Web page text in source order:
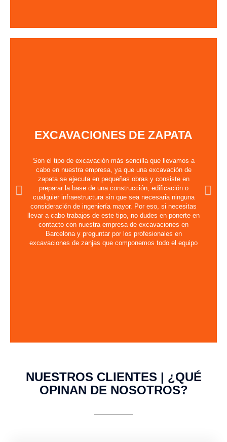
EXCAVACIONES DE ZAPATA
Son el tipo de excavación más sencilla que llevamos a
cabo en nuestra empresa, ya que una excavación de
zapata se ejecuta en pequeñas obras y consiste en
preparar la base de una construcción, edificación o
cualquier infraestructura sin que sea necesaria ninguna
consideración de ingeniería mayor. Por eso, si necesitas
llevar a cabo trabajos de este tipo, no dudes en ponerte en
contacto con nuestra empresa de excavaciones en
Barcelona y preguntar por los profesionales en
excavaciones de zanjas que componemos todo el equipo
NUESTROS CLIENTES | ¿QUÉ
OPINAN DE NOSOTROS?